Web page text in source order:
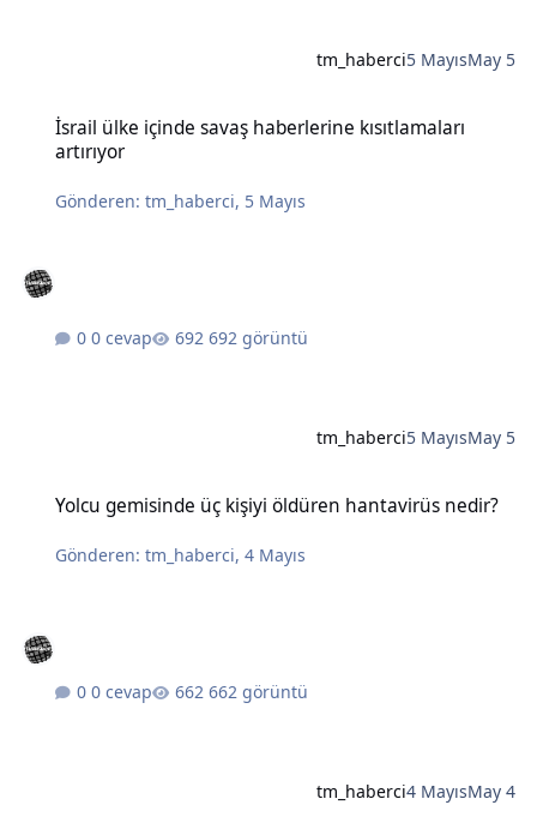
tm_haberci5 MayısMay 5
İsrail ülke içinde savaş haberlerine kısıtlamaları
artırıyor
Gönderen:tm_haberci, 5 Mayıs
0 cevap 692 görüntü
tm_haberci5 MayısMay 5
Yolcu gemisinde üç kişiyi öldüren hantavirüs nedir?
Gönderen:tm_haberci,4 Mayıs
0 cevap 662 görüntü
tm_haberci4 MayısMay 4